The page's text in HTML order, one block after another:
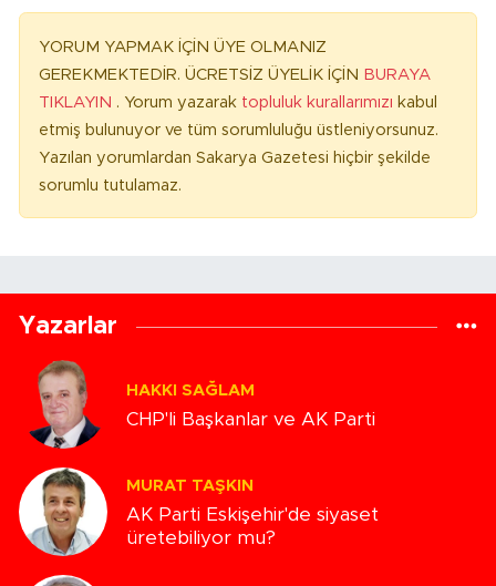
YORUM YAPMAK İÇİN ÜYE OLMANIZ
GEREKMEKTEDİR. ÜCRETSİZ ÜYELİK İÇİN BURAYA
TIKLAYIN . Yorum yazarak topluluk kurallarımızı kabul
etmiş bulunuyor ve tüm sorumluluğu üstleniyorsunuz.
Yazılan yorumlardan Sakarya Gazetesi hiçbir şekilde
sorumlu tutulamaz.
Yazarlar
HAKKI SAĞLAM
CHP'li Başkanlar ve AK Parti
MURAT TAŞKIN
AK Parti Eskişehir'de siyaset
üretebiliyor mu?